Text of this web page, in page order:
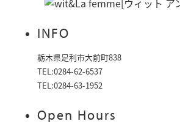
INFO
栃木県足利市大前町838
TEL:0284-62-6537
TEL:0284-63-1952
Open Hours